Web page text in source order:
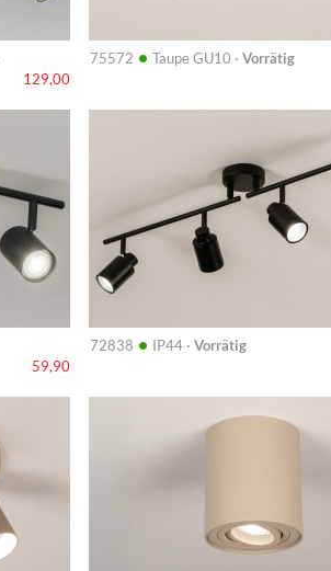
129,00
75572 • Taupe GU10 · Vorrätig
59,90
72838 • IP44 · Vorrätig
Info
Info